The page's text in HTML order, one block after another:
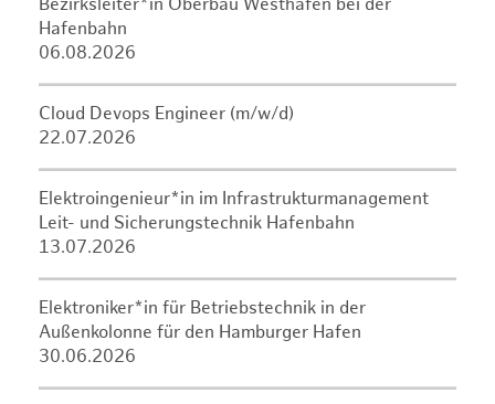
Bezirksleiter*in Oberbau Westhafen bei der
Hafenbahn
06.08.2026
Cloud Devops Engineer (m/w/d)
22.07.2026
Elektroingenieur*in im Infrastrukturmanagement
Leit- und Sicherungstechnik Hafenbahn
13.07.2026
Elektroniker*in für Betriebstechnik in der
Außenkolonne für den Hamburger Hafen
30.06.2026